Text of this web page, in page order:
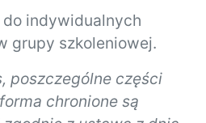
indywidualnych
grupy szkoleniowej.
poszczególne części
chronione są